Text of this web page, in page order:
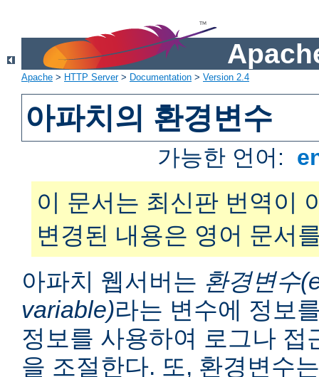
Apache > HTTP Server> Documentation > Version 2.4
아파치의 환경변수
가능한 언어:
이 문서는 최신판 번역이
변경된 내용은 영어 문서
아파치 웹서버는 환경변수
variable)라는 변수에 정보
정보를 사용하여 로그나 접
을 조절한다. 또, 환경변수